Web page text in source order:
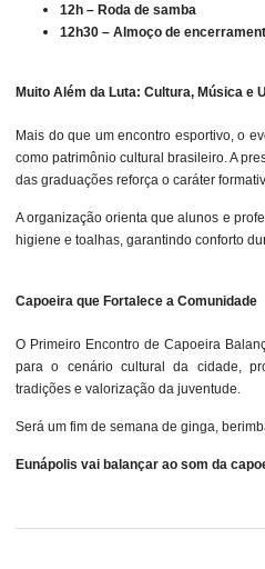
12h – Roda de samba
12h30 – Almoço de
Muito Além da Luta: Cultura, Música e
Mais do que um encontro esportivo, o
como patrimônio cultural brasileiro. A
das graduações reforça o caráter
A organização orienta que alunos e
higiene e toalhas, garantindo conforto
Capoeira que Fortalece a Comunidade
O Primeiro Encontro de Capoeira
para o cenário cultural da cidade,
tradições e valorização da juventude.
Será um fim de semana de ginga,
Eunápolis vai balançar ao som da